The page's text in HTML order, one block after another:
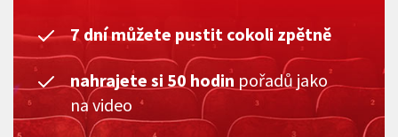
7 dní můžete pustit cokoli zpětně
nahrajete si 50 hodin pořadů jako
na video